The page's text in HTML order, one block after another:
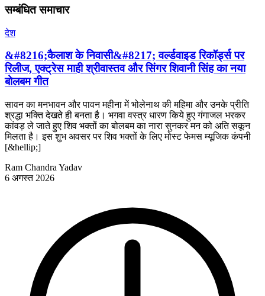
सम्बंधित समाचार
देश
&#8216;कैलाश के निवासी&#8217; वर्ल्डवाइड रिकॉर्ड्स पर
रिलीज, एक्ट्रेस माही श्रीवास्तव और सिंगर शिवानी सिंह का नया
बोलबम गीत
सावन का मनभावन और पावन महीना में भोलेनाथ की महिमा और उनके प्रीति
श्रद्धा भक्ति देखते ही बनता है। भगवा वस्त्र धारण किये हुए गंगाजल भरकर
कांवड़ ले जाते हुए शिव भक्तों का बोलबम का नारा सुनकर मन को अति सकून
मिलता है। इस शुभ अवसर पर शिव भक्तों के लिए मोस्ट फेमस म्यूजिक कंपनी
[&hellip;]
Ram Chandra Yadav
6 अगस्त 2026